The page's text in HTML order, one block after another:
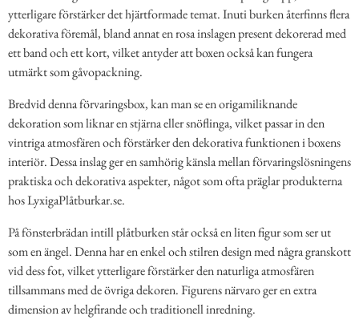
ytterligare förstärker det hjärtformade temat. Inuti burken återfinns flera
dekorativa föremål, bland annat en rosa inslagen present dekorerad med
ett band och ett kort, vilket antyder att boxen också kan fungera
utmärkt som gåvopackning.
Bredvid denna förvaringsbox, kan man se en origamiliknande
dekoration som liknar en stjärna eller snöflinga, vilket passar in den
vintriga atmosfären och förstärker den dekorativa funktionen i boxens
interiör. Dessa inslag ger en samhörig känsla mellan förvaringslösningens
praktiska och dekorativa aspekter, något som ofta präglar produkterna
hos LyxigaPlåtburkar.se.
På fönsterbrädan intill plåtburken står också en liten figur som ser ut
som en ängel. Denna har en enkel och stilren design med några granskott
vid dess fot, vilket ytterligare förstärker den naturliga atmosfären
tillsammans med de övriga dekoren. Figurens närvaro ger en extra
dimension av helgfirande och traditionell inredning.